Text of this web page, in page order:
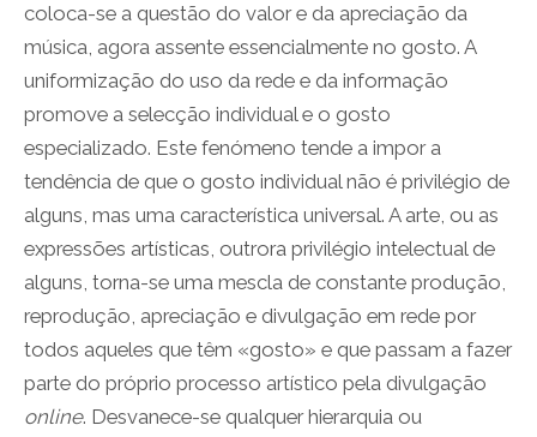
coloca-se a questão do valor e da apreciação da
música, agora assente essencialmente no gosto. A
uniformização do uso da rede e da informação
promove a selecção individual e o gosto
especializado. Este fenómeno tende a impor a
tendência de que o gosto individual não é privilégio de
alguns, mas uma característica universal. A arte, ou as
expressões artísticas, outrora privilégio intelectual de
alguns, torna-se uma mescla de constante produção,
reprodução, apreciação e divulgação em rede por
todos aqueles que têm «gosto» e que passam a fazer
parte do próprio processo artístico pela divulgação
online. Desvanece-se qualquer hierarquia ou